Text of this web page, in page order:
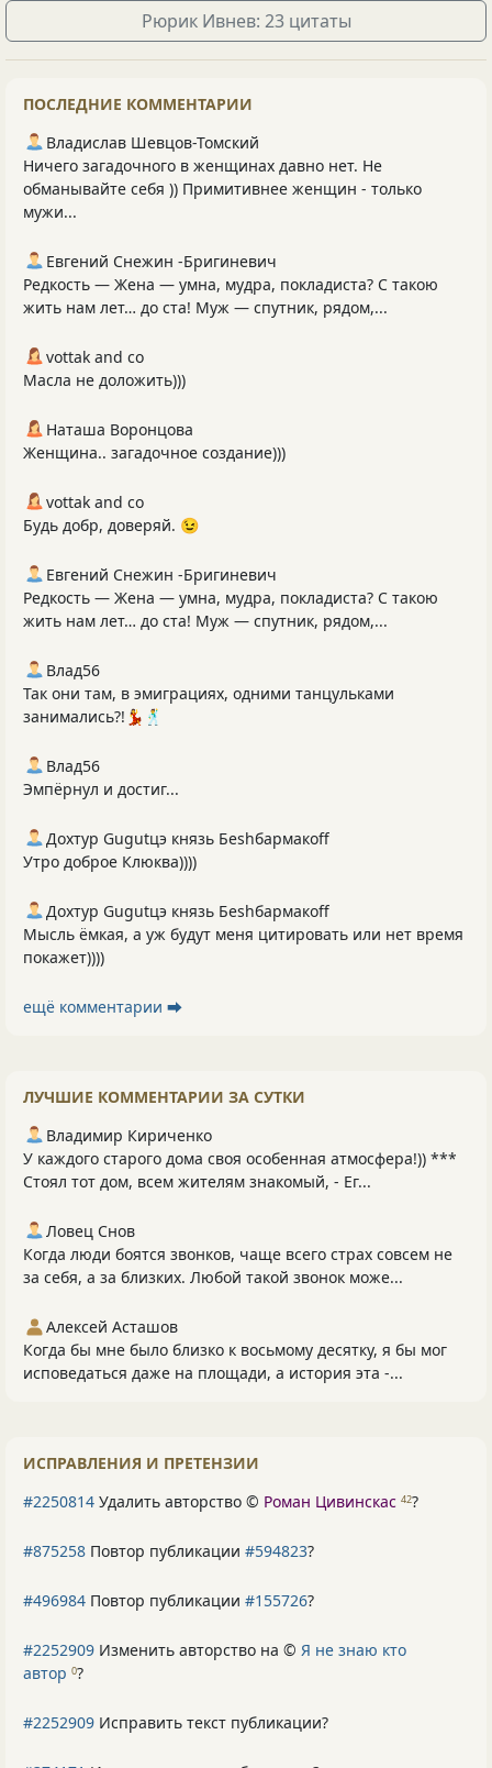
Рюрик Ивнев: 23 цитаты
ПОСЛЕДНИЕ КОММЕНТАРИИ
Владислав Шевцов-Томский
Ничего загадочного в женщинах давно нет. Не
обманывайте себя )) Примитивнее женщин - только
мужи...
Евгений Снежин -Бригиневич
Редкость — Жена — умна, мудра, покладиста? С такою
жить нам лет… до ста! Муж — спутник, рядом,...
vottak and co
Масла не доложить)))
Наташа Воронцова
Женщина.. загадочное создание)))
vottak and co
Будь добр, доверяй. 😉
Евгений Снежин -Бригиневич
Редкость — Жена — умна, мудра, покладиста? С такою
жить нам лет… до ста! Муж — спутник, рядом,...
Влад56
Так они там, в эмиграциях, одними танцульками
занимались?!💃🕺
Влад56
Эмпёрнул и достиг...
Дохтур Gugutцэ князь Беshбармакоff
Утро доброе Клюква))))
Дохтур Gugutцэ князь Беshбармакоff
Мысль ёмкая, а уж будут меня цитировать или нет время
покажет))))
ещё комментарии ⮕
ЛУЧШИЕ КОММЕНТАРИИ ЗА СУТКИ
Владимир Кириченко
У каждого старого дома своя особенная атмосфера!)) ***
Стоял тот дом, всем жителям знакомый, - Ег...
Ловец Снов
Когда люди боятся звонков, чаще всего страх совсем не
за себя, а за близких. Любой такой звонок може...
Алексей Асташов
Когда бы мне было близко к восьмому десятку, я бы мог
исповедаться даже на площади, а история эта -...
ИСПРАВЛЕНИЯ И ПРЕТЕНЗИИ
#2250814 Удалить авторство © Роман Цивинскас 42?
#875258 Повтор публикации #594823?
#496984 Повтор публикации #155726?
#2252909 Изменить авторство на © Я не знаю кто
автор 0?
#2252909 Исправить текст публикации?